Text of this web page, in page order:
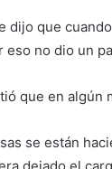
dijo que
no dio un
que en
se están